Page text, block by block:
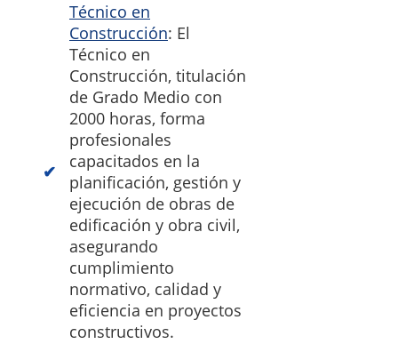
Técnico en
Construcción: El
Técnico en
Construcción, titulación
de Grado Medio con
2000 horas, forma
profesionales
capacitados en la
planificación, gestión y
ejecución de obras de
edificación y obra civil,
asegurando
cumplimiento
normativo, calidad y
eficiencia en proyectos
constructivos.